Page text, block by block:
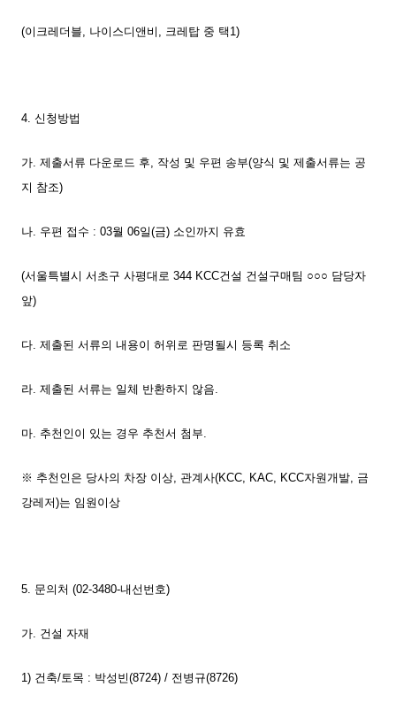
(이크레더블, 나이스디앤비, 크레탑 중 택1)
4. 신청방법
가. 제출서류 다운로드 후, 작성 및 우편 송부(양식 및 제출서류는 공
지 참조)
나. 우편 접수 : 03월 06일(금) 소인까지 유효
(서울특별시 서초구 사평대로 344 KCC건설 건설구매팀 ○○○ 담당자
앞)
다. 제출된 서류의 내용이 허위로 판명될시 등록 취소
라. 제출된 서류는 일체 반환하지 않음.
마. 추천인이 있는 경우 추천서 첨부.
※ 추천인은 당사의 차장 이상, 관계사(KCC, KAC, KCC자원개발, 금
강레저)는 임원이상
5. 문의처 (02-3480-내선번호)
가. 건설 자재
1) 건축/토목 : 박성빈(8724) / 전병규(8726)